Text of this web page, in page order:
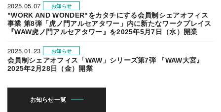
2025.05.07 お知らせ
"WORK AND WONDER"をカタチにする会員制シェアオフィス
事業 第8弾「虎ノ門アルセアタワー」内に新たなワークプレイス
『WAW虎ノ門アルセアタワー』を2025年5月7日（水）開業
2025.01.23 お知らせ
会員制シェアオフィス「WAW」シリーズ第7弾 『WAW大宮』
2025年2月28日（金）開業
お知らせ一覧